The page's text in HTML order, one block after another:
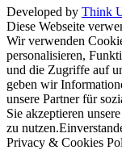
Developed by Think
Diese Webseite
Wir verwenden
personalisieren,
und die Zugriffe auf
geben wir
unsere Partner für
Sie akzeptieren
zu nutzen.
Privacy & Cookies